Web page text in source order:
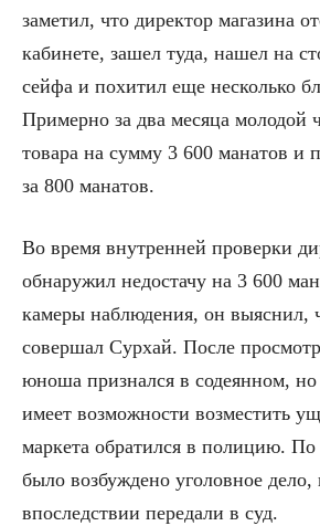
заметил, что директор магазина
кабинете, зашел туда, нашел на
сейфа и похитил еще несколько
Примерно за два месяца молодой
товара на сумму 3 600 манатов и
за 800 манатов.
Во время внутренней проверки
обнаружил недостачу на 3 600
камеры наблюдения, он выяснил,
совершал Сурхай. После
юноша признался в содеянном, но
имеет возможности возместить
маркета обратился в полицию.
было возбуждено уголовное дело,
впоследствии передали в суд.